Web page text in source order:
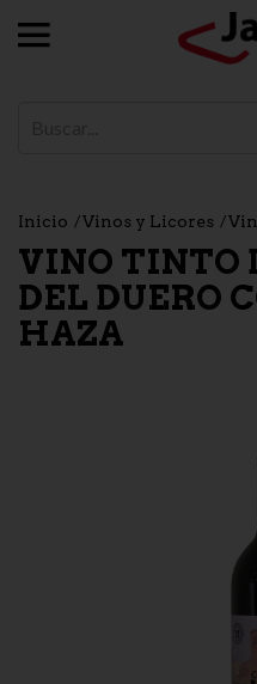
Inicio Vinos y Licores
VINO TINTO
DEL DUERO
HAZA